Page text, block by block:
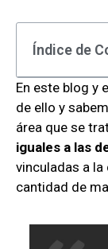
Índice de
En este blog y
de ello y
área que se
iguales a las
vinculadas a
cantidad de